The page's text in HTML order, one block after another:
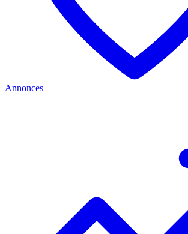
Annonces